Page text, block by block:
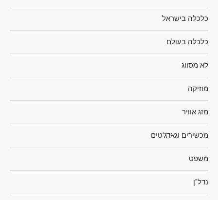
כלכלה בישראל
כלכלה בעולם
לא מסווג
מוזיקה
מזג אוויר
מכשירים וגאדג'טים
משפט
נדל"ן